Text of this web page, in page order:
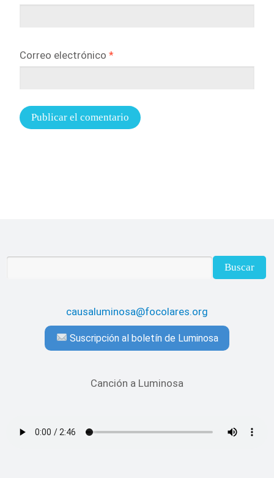
Correo electrónico*
causaluminosa@focolares.org
Suscripción al boletín de Luminosa
Canción a Luminosa